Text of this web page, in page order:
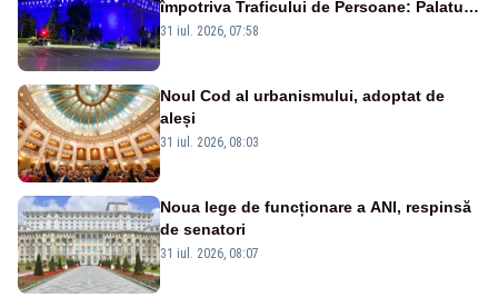
împotriva Traficului de Persoane: Palatul
Victoria, iluminat în albastru
31 iul. 2026, 07:58
Noul Cod al urbanismului, adoptat de
aleși
31 iul. 2026, 08:03
Noua lege de funcționare a ANI, respinsă
de senatori
31 iul. 2026, 08:07